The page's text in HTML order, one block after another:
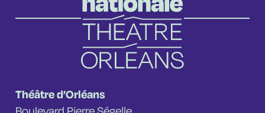
Théâtre d’Orléans